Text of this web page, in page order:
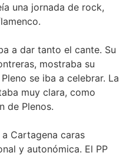
una jornada de rock,
a dar tanto el cante. Su
mostraba su
se iba a celebrar. La
muy clara, como
de Plenos.
Cartagena caras
y autonómica. El PP